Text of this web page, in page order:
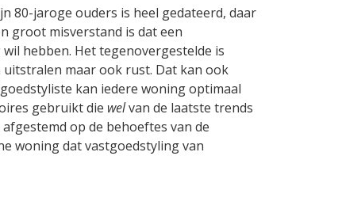
80-jaroge ouders is heel gedateerd, daar
groot misverstand is dat een
hebben. Het tegenovergestelde is
maar ook rust. Dat kan ook
kan iedere woning optimaal
gebruikt die welvan de laatste trends
op de behoeftes van de
woning dat vastgoedstyling van